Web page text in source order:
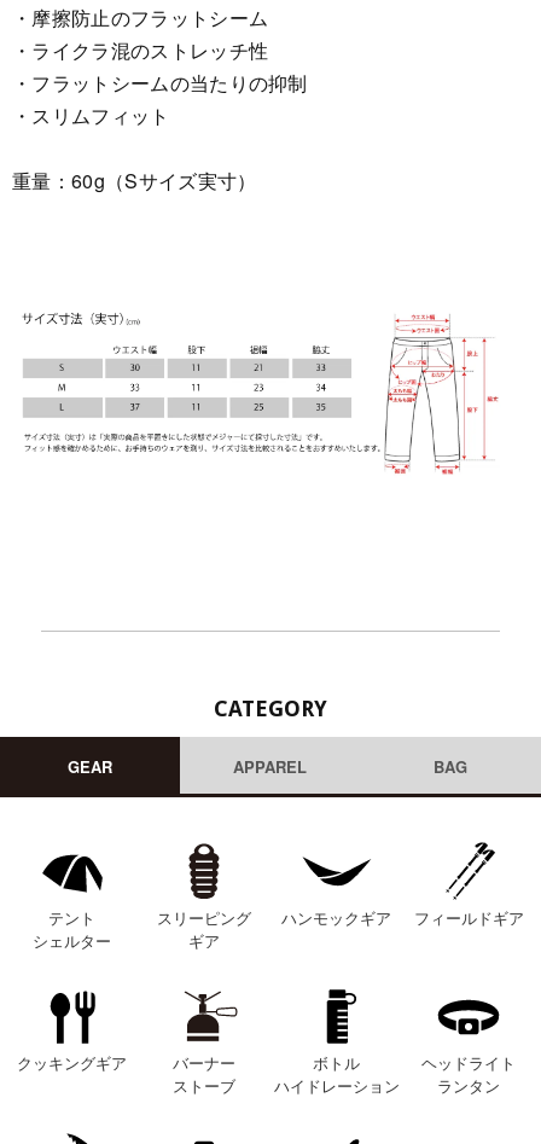
・摩擦防止のフラットシーム
・ライクラ混のストレッチ性
・フラットシームの当たりの抑制
・スリムフィット
重量：60g（Sサイズ実寸）
CATEGORY
GEAR APPAREL BAG
テント
シェルター
スリーピング
ギア
ハンモックギア フィールドギア
クッキングギア
バーナー
ストーブ
ボトル
ハイドレーション
ヘッドライト
ランタン